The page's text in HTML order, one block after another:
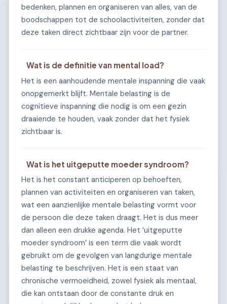
bedenken, plannen en organiseren van alles, van de
boodschappen tot de schoolactiviteiten, zonder dat
deze taken direct zichtbaar zijn voor de partner.
Wat is de definitie van mental load?
Het is een aanhoudende mentale inspanning die vaak
onopgemerkt blijft. Mentale belasting is de
cognitieve inspanning die nodig is om een gezin
draaiende te houden, vaak zonder dat het fysiek
zichtbaar is.
Wat is het uitgeputte moeder syndroom?
Het is het constant anticiperen op behoeften,
plannen van activiteiten en organiseren van taken,
wat een aanzienlijke mentale belasting vormt voor
de persoon die deze taken draagt. Het is dus meer
dan alleen een drukke agenda. Het ‘uitgeputte
moeder syndroom’ is een term die vaak wordt
gebruikt om de gevolgen van langdurige mentale
belasting te beschrijven. Het is een staat van
chronische vermoeidheid, zowel fysiek als mentaal,
die kan ontstaan door de constante druk en